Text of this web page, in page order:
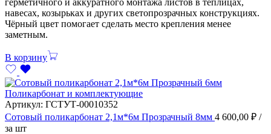
герметичного и аккуратного монтажа листов в теплицах,
навесах, козырьках и других светопрозрачных конструкциях.
Чёрный цвет помогает сделать место крепления менее
заметным.
В корзину
Поликарбонат и комплектующие
Артикул: ГСТУТ-00010352
Сотовый поликарбонат 2,1м*6м Прозрачный 8мм 4 600,00 ₽ /
за шт